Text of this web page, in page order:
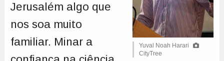
Yuval Noah Harari
CityTree
Jerusalém algo que
nos soa muito
familiar. Minar a